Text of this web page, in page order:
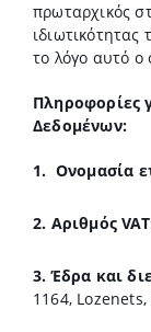
πρωταρχικός
ιδιωτικότητας
το λόγο αυτό ο
Πληροφορίες
Δεδομένων:
1. Ονομασία
2. Αριθμός
3. Έδρα και
1164,